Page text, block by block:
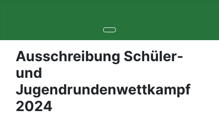
Ausschreibung Schüler-
und
Jugendrundenwettkampf
2024